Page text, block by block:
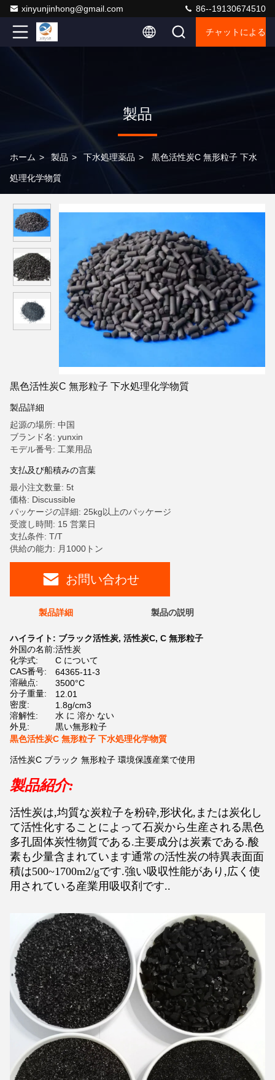
xinyunjinhong@gmail.com 86--19130674510
チャットによる
製品
ホーム > 製品 > 下水処理薬品 > 黒色活性炭C 無形粒子 下水
処理化学物質
黒色活性炭C 無形粒子 下水処理化学物質
製品詳細
起源の場所: 中国
ブランド名: yunxin
モデル番号: 工業用品
支払及び船積みの言葉
最小注文数量: 5t
価格: Discussible
パッケージの詳細: 25kg以上のパッケージ
受渡し時間: 15 営業日
支払条件: T/T
供給の能力: 月1000トン
お問い合わせ
製品詳細 製品の説明
ハイライト: ブラック活性炭, 活性炭C, C 無形粒子
外国の名前:活性炭
化学式:
C について
CAS番号:
64365-11-3
溶融点:
3500°C
分子重量:
12.01
密度:
1.8g/cm3
溶解性:
水 に 溶か ない
外見:
黒い無形粒子
黒色活性炭C 無形粒子 下水処理化学物質
活性炭C ブラック 無形粒子 環境保護産業で使用
製品紹介:
活性炭は,均質な炭粒子を粉砕,形状化,または炭化し
て活性化することによって石炭から生産される黒色
多孔固体炭性物質である.主要成分は炭素である.酸
素も少量含まれています通常の活性炭の特異表面面
積は500~1700m2/gです.強い吸収性能があり,広く使
用されている産業用吸収剤です..